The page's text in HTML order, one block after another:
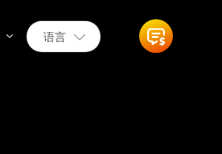
语言